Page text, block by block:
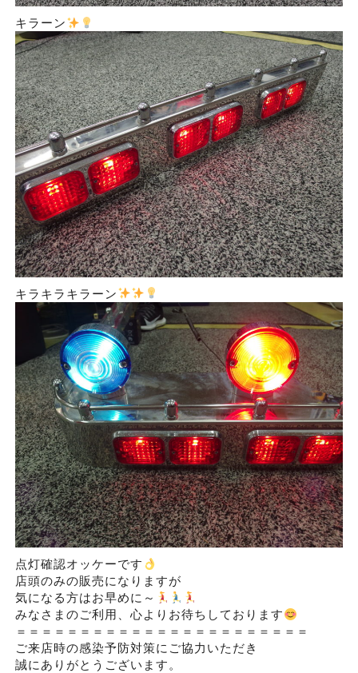
キラーン
キラキラキラーン
点灯確認オッケーです
店頭のみの販売になりますが
気になる方はお早めに～
みなさまのご利用、心よりお待ちしております
＝＝＝＝＝＝＝＝＝＝＝＝＝＝＝＝＝＝＝＝＝＝＝
ご来店時の感染予防対策にご協力いただき
誠にありがとうございます。